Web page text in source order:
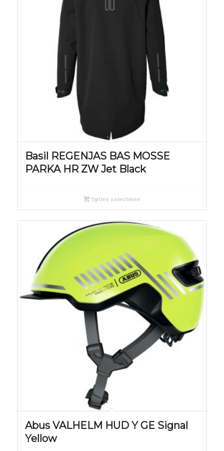
Basil REGENJAS BAS MOSSE
PARKA HR ZW Jet Black
Opties selecteren
Abus VALHELM HUD Y GE Signal
Yellow